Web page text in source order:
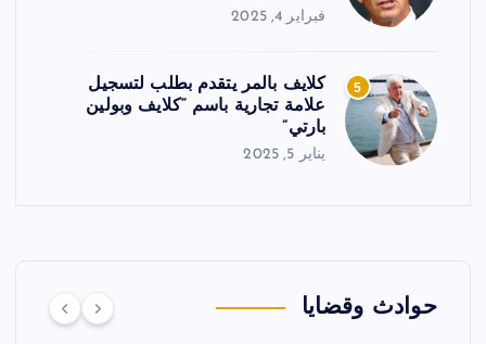
فبراير 4, 2025
5
كلايف بالمر يتقدم بطلب لتسجيل
علامة تجارية باسم “كلايف وبولين
بارتي”
يناير 5, 2025
حوادث وقضايا